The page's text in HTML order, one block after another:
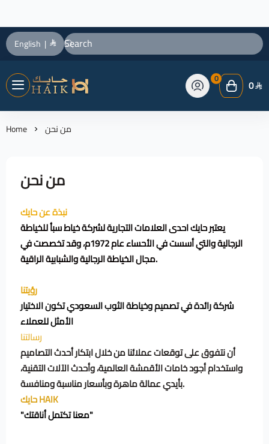
English |
حايك HAIK
0 0
Home من نحن
من نحن
نبذة عن حايك
يعتبر حايك احدى العلامات التجارية لشركة خياط سبأ للخياطة
الرجالية والتي أسست في الأحساء عام 1972م، وقد تخصصت في
مجال الخياطة الرجالية والشبابية الراقية.
رؤيتنا
شركة رائدة في تصميم وخياطة الثوب السعودي تكون الاختيار
الأمثل للعملاء
رسالتنا
أن نتفوق على توقعات عملائنا من خلال ابتكار أحدث التصاميم
واستخدام أجود خامات الأقمشة العالمية، وأحدث الآلات التقنية،
بأيدي عمالة ماهرة وبأسعار مناسبة ومنافسة.
حايك HAIK
"معنا تكتمل أناقتك"